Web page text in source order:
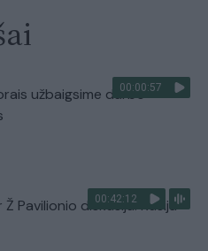
00:00:57
užbaigsime darbo
00:42:12
Pavilionio diskusija: Rusija